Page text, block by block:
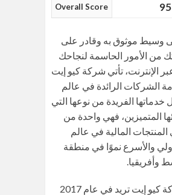
Overall Score 95
وسيط موثوق به وقادر على
من الأمور الحاسمة لنجاحك
الإنترنت، تأتي شركة كيو إيت
الشركات الرائدة في عالم
خدماتها الفريدة من نوعها التي
المتميزين، فهي واحدة من
المالية في عالم
والأسرع نموًا في منطقة
وأفريقيا.
تأسست شركة كيو إيت تريد في عام 2017